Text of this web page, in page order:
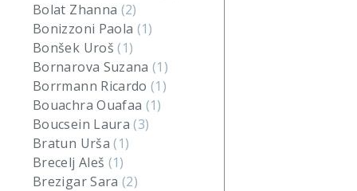
Bolat Zhanna (2)
Bonizzoni Paola (1)
Bonšek Uroš(1)
Bornarova Suzana(1)
Borrmann Ricardo(1)
Bouachra Ouafaa (1)
Boucsein Laura(3)
Bratun Urša(1)
Brecelj Aleš (1)
Brezigar Sara(2)